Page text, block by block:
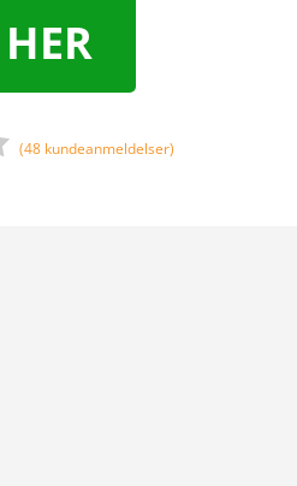
(48 kundeanmeldelser)